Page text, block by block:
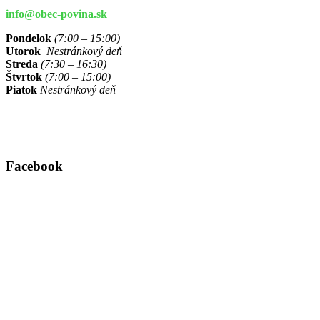
info@obec-povina.sk
Pondelok (7:00 – 15:00)
Utorok Nestránkový deň
Streda (7:30 – 16:30)
Štvrtok (7:00 – 15:00)
Piatok Nestránkový deň
Facebook